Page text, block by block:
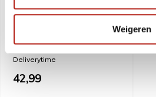
Weigeren
Sporttas Legend met 3 rits
Deliverytime
42,99